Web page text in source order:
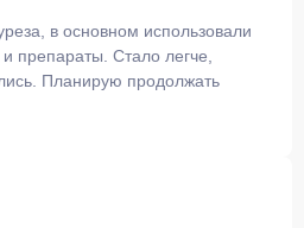
в основном использовали
препараты. Стало легче,
Планирую продолжать